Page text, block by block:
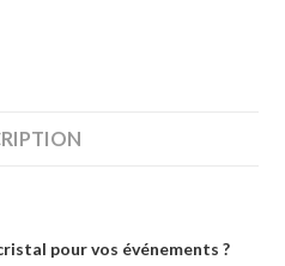
pour vos événements ?